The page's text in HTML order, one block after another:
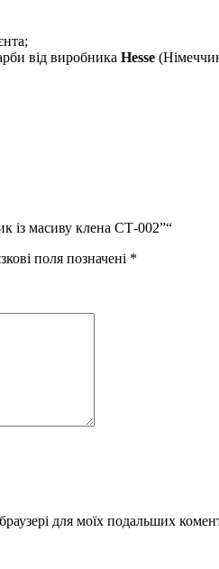
від виробника Hesse
із масиву клена СТ-002”“
поля позначені *
для моїх подальших